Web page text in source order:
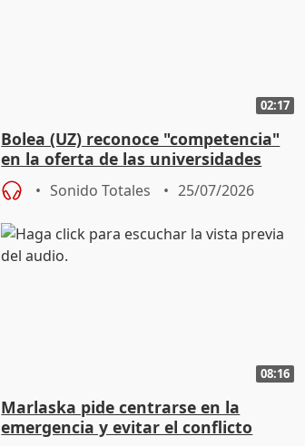
02:17
Bolea (UZ) reconoce "competencia"
en la oferta de las universidades
privadas
Sonido Totales 25/07/2026
08:16
Marlaska pide centrarse en la
emergencia y evitar el conflicto